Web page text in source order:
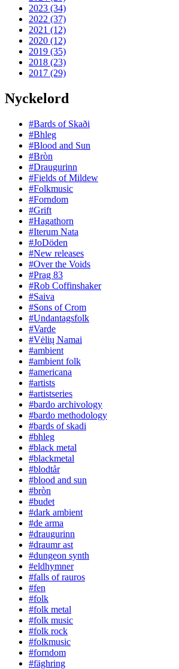
2023 (34)
2022 (37)
2021 (12)
2020 (12)
2019 (35)
2018 (23)
2017 (29)
Nyckelord
#Bards of Skaði
#Bhleg
#Blood and Sun
#Bròn
#Draugurinn
#Fields of Mildew
#Folkmusic
#Forndom
#Grift
#Hagathorn
#Iterum Nata
#JoDöden
#New releases
#Over the Voids
#Prag 83
#Rob Coffinshaker
#Saiva
#Sons of Crom
#Undantagsfolk
#Varde
#Vėlių Namai
#ambient
#ambient folk
#americana
#artists
#artistseries
#bardo archivology
#bardo methodology
#bards of skadi
#bhleg
#black metal
#blackmetal
#blodtår
#blood and sun
#bròn
#budet
#dark ambient
#de arma
#draugurinn
#draumr ast
#dungeon synth
#eldhymner
#falls of rauros
#fen
#folk
#folk metal
#folk music
#folk rock
#folkmusic
#forndom
#fäghring